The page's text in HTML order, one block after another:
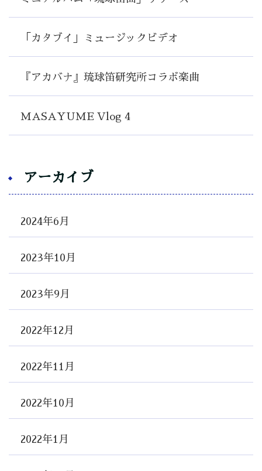
「カタブイ」ミュージックビデオ
『アカバナ』琉球笛研究所コラボ楽曲
MASAYUME Vlog 4
アーカイブ
2024年6月
2023年10月
2023年9月
2022年12月
2022年11月
2022年10月
2022年1月